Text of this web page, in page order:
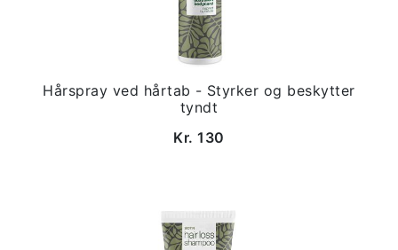
Hårspray ved hårtab - Styrker og beskytter
tyndt
Kr. 130